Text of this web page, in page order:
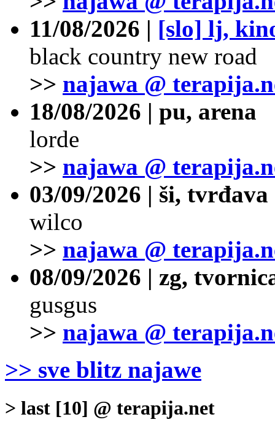
11/08/2026 | [slo] lj,
black country new road
>> najawa @
18/08/2026 | pu, arena
lorde
>> najawa @
03/09/2026 | ši,
wilco
>> najawa @
08/09/2026 | zg,
gusgus
>> najawa @
>> sve blitz najawe
> last [10] @ terapija.net